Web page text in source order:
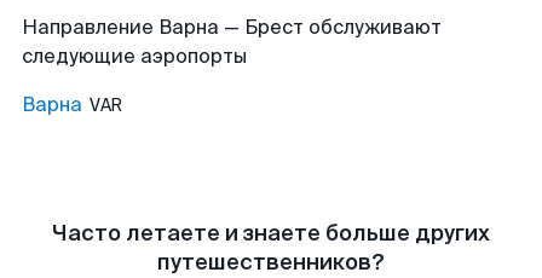
Направление Варна — Брест обслуживают
следующие аэропорты
Варна VAR
Часто летаете и знаете больше других
путешественников?